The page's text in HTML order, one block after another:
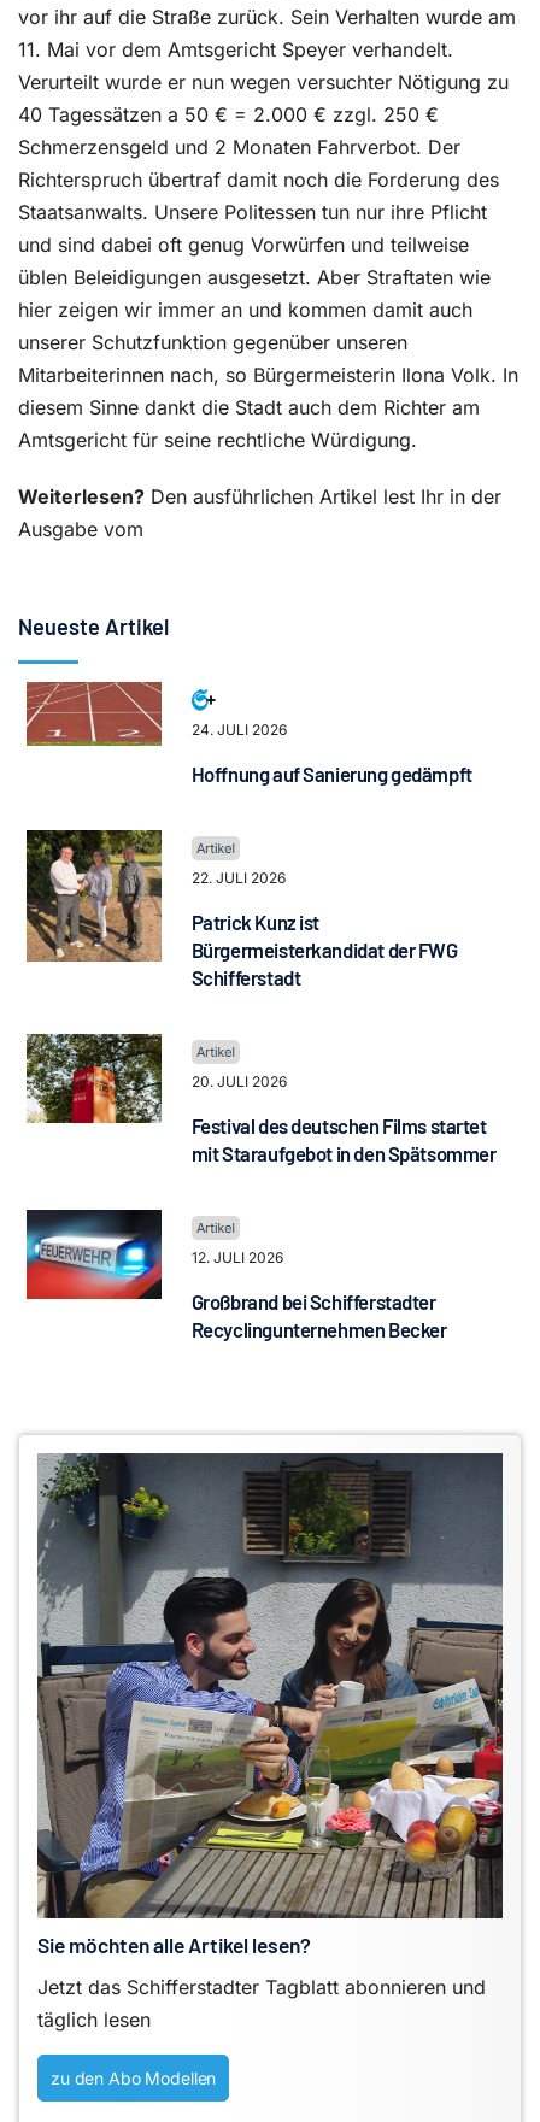
vor ihr auf die Straße zurück. Sein Verhalten wurde am
11. Mai vor dem Amtsgericht Speyer verhandelt.
Verurteilt wurde er nun wegen versuchter Nötigung zu
40 Tagessätzen a 50 € = 2.000 € zzgl. 250 €
Schmerzensgeld und 2 Monaten Fahrverbot. Der
Richterspruch übertraf damit noch die Forderung des
Staatsanwalts. Unsere Politessen tun nur ihre Pflicht
und sind dabei oft genug Vorwürfen und teilweise
üblen Beleidigungen ausgesetzt. Aber Straftaten wie
hier zeigen wir immer an und kommen damit auch
unserer Schutzfunktion gegenüber unseren
Mitarbeiterinnen nach, so Bürgermeisterin Ilona Volk. In
diesem Sinne dankt die Stadt auch dem Richter am
Amtsgericht für seine rechtliche Würdigung.
Weiterlesen? Den ausführlichen Artikel lest Ihr in der
Ausgabe vom
Neueste Artikel
24. JULI 2026
Hoffnung auf Sanierung gedämpft
22. JULI 2026
Patrick Kunz ist
Bürgermeisterkandidat der FWG
Schifferstadt
20. JULI 2026
Festival des deutschen Films startet
mit Staraufgebot in den Spätsommer
12. JULI 2026
Großbrand bei Schifferstadter
Recyclingunternehmen Becker
Sie möchten alle Artikel lesen?
Jetzt das Schifferstadter Tagblatt abonnieren und
täglich lesen
zu den Abo Modellen